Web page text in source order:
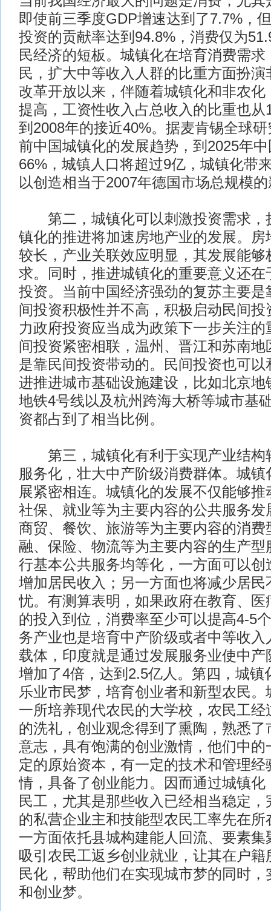
即使前三季度GDP增速达到了7.7%，
投资的贡献率达到94.8%，消费仅为
民经济的短板。城镇化在培育消费需求
民，扩大中等收入人群的比重方面扮
改革开放以来，伴随着城镇化和非农化
提高，工资性收入占总收入的比重也从
到2008年的接近40%。据麦肯锡全球
前中国城镇化的发展趋势，到2025年
66%，城镇人口将超过9亿，城镇化带
以创造相当于2007年德国市场总规模
第二，城镇化可以刺激投资需求，
镇化的推进将加速房地产业的发展。房
较长，产业关联效应明显，其发展能够
求。同时，推进城镇化的重要意义还在
投资。当前中国经济强劲的复苏主要是
间投资积极性并不高，积极启动民间投
力政府投资应当成为政策下一步关注
间投资紧密相联，温州、晋江和苏南地
是靠民间投资带动的。民间投资也可以
进推进城市基础设施建设，比如北京地
地铁4号线以及杭州跨海大桥等城市基
资都占到了相当比例。
第三，城镇化有利于实现产业结构
服务化，壮大中产阶级消费群体。城
展紧密相连。城镇化的发展不仅能够
社保、就业等为主要内容的公共服务发
商贸、餐饮、旅游等为主要内容的消费
融、保险、物流等为主要内容的生产型
行基本公共服务均等化，一方面可以创
增加居民收入；另一方面也将减少居民
忧。有测算表明，如果政府在教育、医
的投入到位，消费率至少可以提高4-5
务产业也是培育中产阶级或者中等收入
载体，印度就是通过发展服务业使中产
增加了4倍，达到2.5亿人。第四，城镇
乐业市民梦，培育创业者和新型农民
一所培养现代农民的大学校，农民工经
的洗礼，创业观念得到了熏陶，熟悉了
意志，具有饱满的创业激情，他们中的
定的原始资本，有一定的技术和管理经
情，具备了创业能力。因而通过城镇化
民工，尤其是那些收入已经相当稳定
的私营企业主和技能型农民工率先在所
一方面依托县城构建能人回流、要素集
吸引农民工返乡创业就业，让其在户籍
民化，帮助他们在实现城市梦的同时
和创业梦。